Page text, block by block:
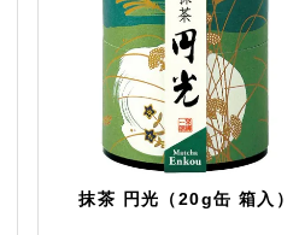
抹茶 円光（20g缶 箱入）